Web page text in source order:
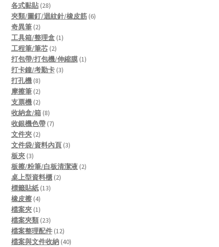
各式黏貼 2828
products
夾類/圖釘/迴紋針/橡皮筋 66
奇異筆 22
products
工具箱/整理盒 11
工程筆/筆芯 22
products
打包帶/打包機/伸縮膜 11
打卡鐘/考勤卡 33
打孔機 88
products
摩擦筆 22
products
支票機 22
products
收納盒/箱 88
products
收銀機色帶 77
文件夾 22
products
文件袋/資料內頁 33
板夾 33
products
板擦/粉筆/白板清潔液 22
桌上型資料櫃 22
標籤貼紙 1313
橡皮擦 44
products
檔案夾 11
product
檔案夾類 2323
products
檔案整理配件 1212
products
檔案與文件收納 4040